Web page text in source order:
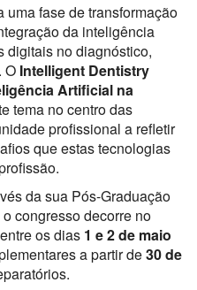
fase de transformação
da inteligência
digitais no diagnóstico,
O Intelligent Dentistry
Artificial na
tema no centro das
profissional a refletir
que estas tecnologias
da sua Pós-Graduação
congresso decorre no
entre os dias 1 e 2 de maio
a partir de30 de